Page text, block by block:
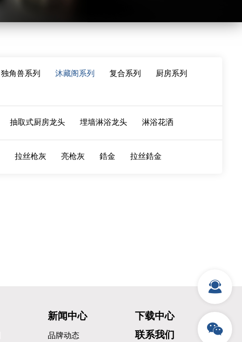
独角兽系列 沐藏阁系列 复合系列
厨房系列
抽取式厨房龙头 埋墙淋浴龙头 淋浴花洒
拉丝枪灰 亮枪灰 鋯金 拉丝鋯金
新闻中心
品牌动态
下载中心
联系我们